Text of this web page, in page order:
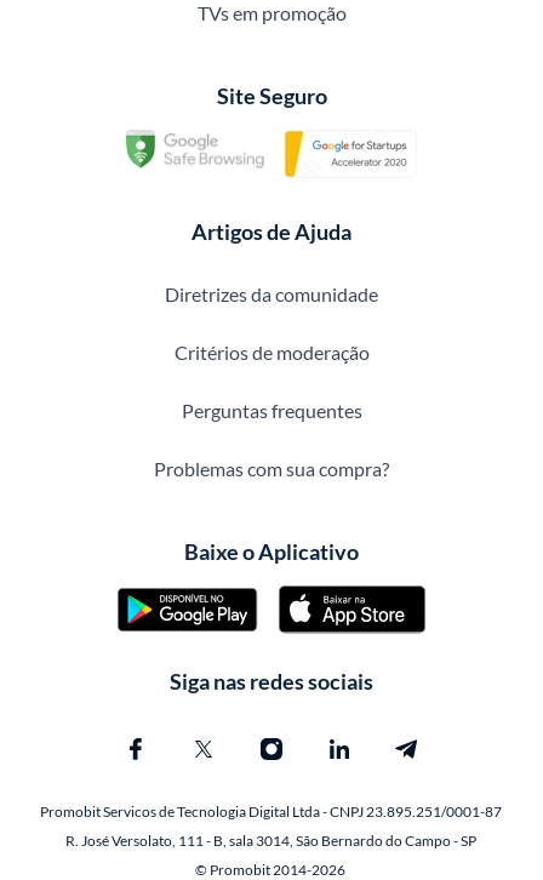
TVs em promoção
Site Seguro
Artigos de Ajuda
Diretrizes da comunidade
Critérios de moderação
Perguntas frequentes
Problemas com sua compra?
Baixe o Aplicativo
Siga nas redes sociais
Promobit Servicos de Tecnologia Digital Ltda - CNPJ 23.895.251/0001-87
R. José Versolato, 111 - B, sala 3014, São Bernardo do Campo - SP
© Promobit 2014-2026